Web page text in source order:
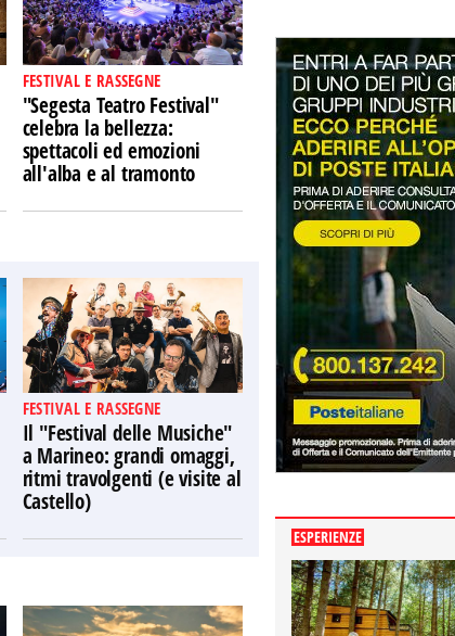
FESTIVAL E RASSEGNE
"Segesta Teatro Festival"
celebra la bellezza:
spettacoli ed emozioni
all'alba e al tramonto
FESTIVAL E RASSEGNE
Il "Festival delle Musiche"
a Marineo: grandi omaggi,
ritmi travolgenti (e visite al
Castello)
ESPERIENZE